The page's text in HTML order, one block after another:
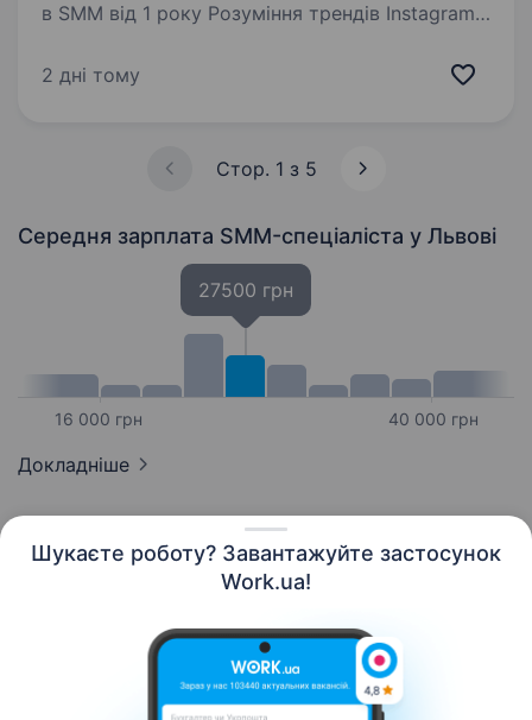
Шукаєте роботу? Завантажуйте застосунок
Work.ua!
в SMM від 1 року Розуміння трендів Instagram /
контент-план Базові навички фото-
2 дні тому
Стор. 1 з 5
Середня зарплата SMM-спеціаліста у Львові
16 000 грн
27500 грн
40 000 грн
Докладніше